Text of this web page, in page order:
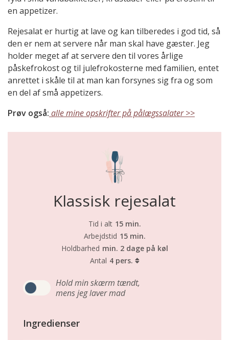
en appetizer.
Rejesalat er hurtig at lave og kan tilberedes i god tid, så
den er nem at servere når man skal have gæster. Jeg
holder meget af at servere den til vores årlige
påskefrokost og til julefrokosterne med familien, entet
anrettet i skåle til at man kan forsynes sig fra og som
en del af små appetizers.
Prøv også: alle mine opskrifter på pålægssalater >>
Klassisk rejesalat
Tid i alt 15 min.
Arbejdstid 15 min.
Holdbarhed min. 2 dage på køl
Antal 4 pers.
Hold min skærm tændt,
mens jeg laver mad
Ingredienser